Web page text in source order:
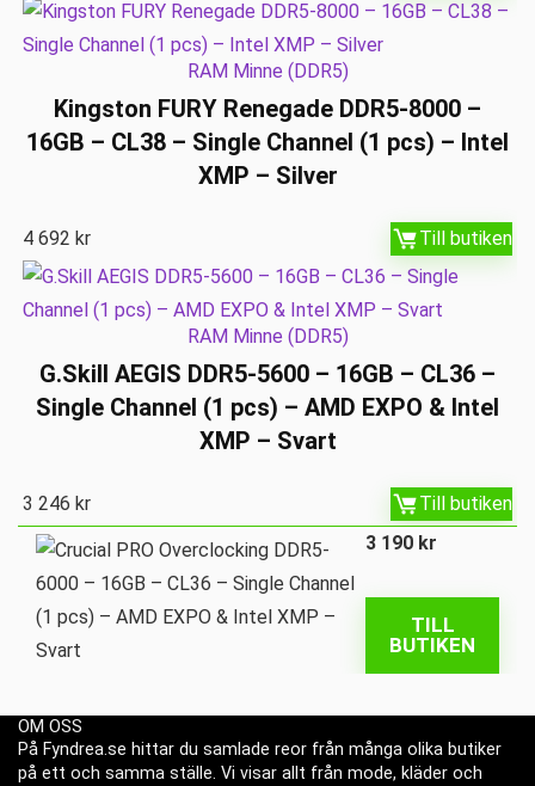
RAM Minne (DDR5)
Kingston FURY Renegade DDR5-8000 –
16GB – CL38 – Single Channel (1 pcs) – Intel
XMP – Silver
4 692kr Till butiken
RAM Minne (DDR5)
G.Skill AEGIS DDR5-5600 – 16GB – CL36 –
Single Channel (1 pcs) – AMD EXPO & Intel
XMP – Svart
3 246kr
Till butiken
3 190 kr
TILL
BUTIKEN
OM OSS
På Fyndrea.se hittar du samlade reor från många olika butiker
på ett och samma ställe. Vi visar allt från mode, kläder och